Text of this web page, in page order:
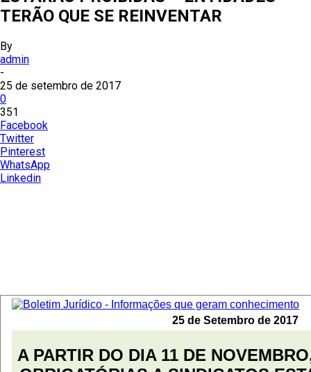
TERÃO QUE SE REINVENTAR
By
admin
-
25 de setembro de 2017
0
351
Facebook
Twitter
Pinterest
WhatsApp
Linkedin
25 de Setembro de 2017
A PARTIR DO DIA 11 DE